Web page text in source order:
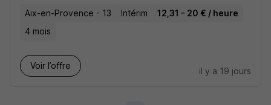
Aix-en-Provence - 13 Intérim
12,31 - 20 € / heure
4 mois
Voir l’offre
il y a 19 jours